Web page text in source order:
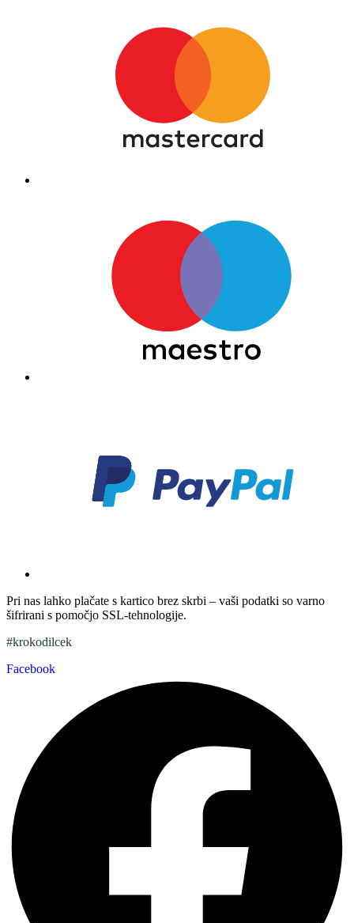
Pri nas lahko plačate s kartico brez skrbi – vaši podatki so varno
šifrirani s pomočjo SSL-tehnologije.
#krokodilcek
Facebook